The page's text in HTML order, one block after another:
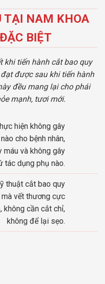
TẠI NAM KHOA
BIỆT
khi tiến hành cắt bao quy
được sau khi tiến hành
đều mang lại cho phái
mạnh, tươi mới.
hiện không gây
cho bệnh nhân,
máu và không gây
tác dụng phụ nào.
thuật cắt bao quy
vết thương cực
không cần cắt chỉ,
không để lại sẹo.